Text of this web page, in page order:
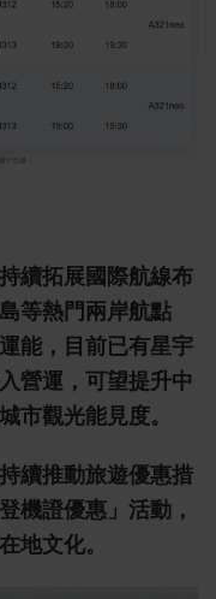
續拓展國際航線布
等熱門兩岸航點
能，目前已有星宇
營運，可望提升中
市觀光能見度。
續推動旅遊優惠措
機證優惠」活動，
地文化。